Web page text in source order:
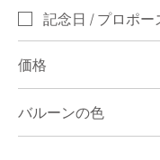
記念日 / プロポー
価格
￥8,250
バルーンの色